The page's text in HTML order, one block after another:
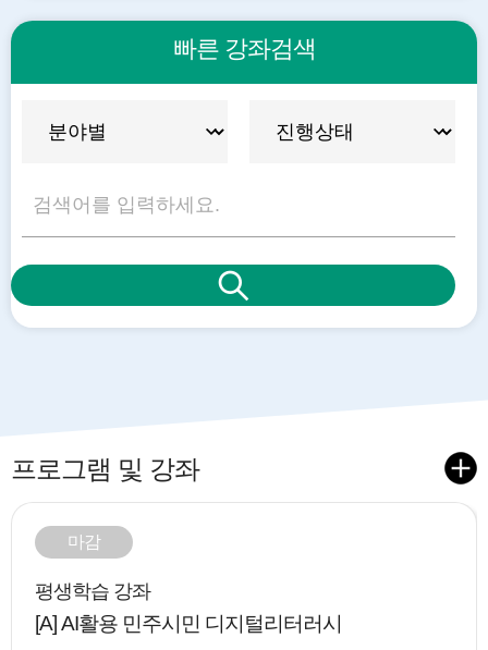
빠른 강좌검색
프로그램 및 강좌
마감
평생학습 강좌
[A] AI활용 민주시민 디지털리터러시